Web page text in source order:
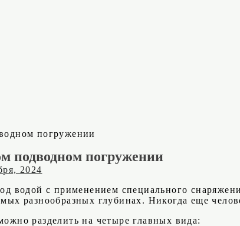
погружении
подводном погружении
2024
водой с применением специального
разнообразных глубинах. Никогда еще
разделить на четыре главных вида: